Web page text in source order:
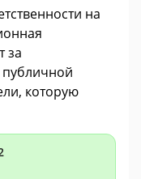
на
за
которую